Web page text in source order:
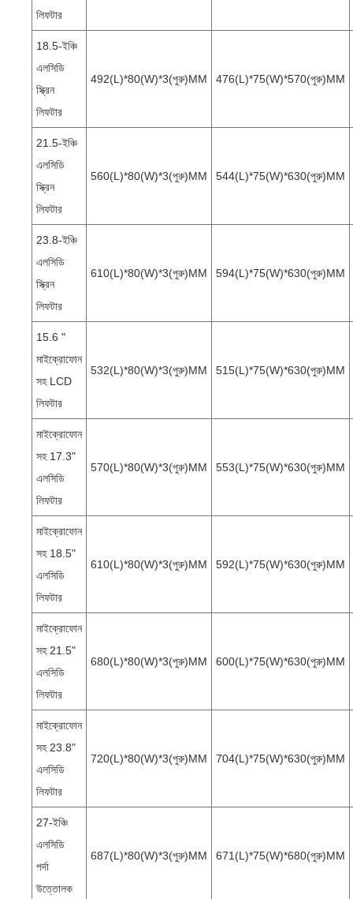
লিফটার
18.5-ইঞ্চি
এলসিডি
স্ক্রিন
লিফটার
492(L)*80(W)*3(পুরু)MM 476(L)*75(W)*570(পুরু)MM
21.5-ইঞ্চি
এলসিডি
স্ক্রিন
লিফটার
560(L)*80(W)*3(পুরু)MM 544(L)*75(W)*630(পুরু)MM
23.8-ইঞ্চি
এলসিডি
স্ক্রিন
লিফটার
610(L)*80(W)*3(পুরু)MM 594(L)*75(W)*630(পুরু)MM
15.6 "
মাইক্রোফোন
সহ LCD
লিফটার
532(L)*80(W)*3(পুরু)MM 515(L)*75(W)*630(পুরু)MM
মাইক্রোফোন
সহ 17.3"
এলসিডি
লিফটার
570(L)*80(W)*3(পুরু)MM 553(L)*75(W)*630(পুরু)MM
মাইক্রোফোন
সহ 18.5"
এলসিডি
লিফটার
610(L)*80(W)*3(পুরু)MM 592(L)*75(W)*630(পুরু)MM
মাইক্রোফোন
সহ 21.5"
এলসিডি
লিফটার
680(L)*80(W)*3(পুরু)MM 600(L)*75(W)*630(পুরু)MM
মাইক্রোফোন
সহ 23.8"
এলসিডি
লিফটার
720(L)*80(W)*3(পুরু)MM 704(L)*75(W)*630(পুরু)MM
27-ইঞ্চি
এলসিডি
পর্দা
উত্তোলক
687(L)*80(W)*3(পুরু)MM 671(L)*75(W)*680(পুরু)MM